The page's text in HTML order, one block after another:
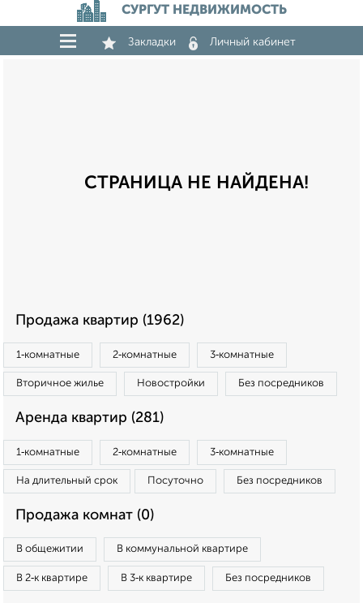
СУРГУТ НЕДВИЖИМОСТЬ
Закладки Личный кабинет
СТРАНИЦА НЕ НАЙДЕНА!
Продажа квартир (1962)
1‑комнатные 2‑комнатные 3‑комнатные
Вторичное жилье Новостройки Без посредников
Аренда квартир (281)
1‑комнатные 2‑комнатные 3‑комнатные
На длительный срок Посуточно Без посредников
Продажа комнат (0)
В общежитии В коммунальной квартире
В 2‑к квартире В 3‑к квартире Без посредников